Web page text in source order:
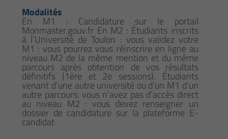
Modalités
En M1 : Candidature sur le portail
Monmaster.gouv.fr En M2 : Étudiants inscrits
à l’Université de Toulon : vous validez votre
M1 : vous pourrez vous réinscrire en ligne au
niveau M2 de la même mention et du même
parcours après obtention de vos résultats
définitifs (1ère et 2e sessions). Étudiants
venant d’une autre université ou d’un M1 d’un
autre parcours: vous n’avez pas d’accès direct
au niveau M2 : vous devez renseigner un
dossier de candidature sur la plateforme E-
candidat